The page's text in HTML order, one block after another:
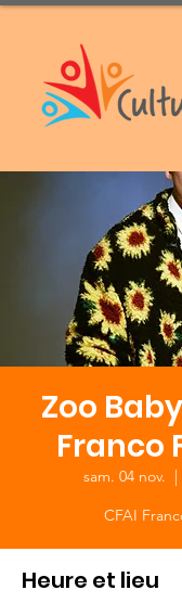
Zoo
Franco
sam. 04 nov.
  |
CFAI
Heure et lieu